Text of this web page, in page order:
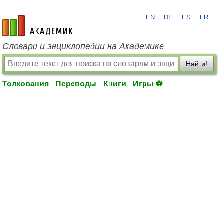
academic.ru
EN DE ES FR
Словари и энциклопедии на Академике
Найти!
Толкования Переводы Книги Игры ⚽